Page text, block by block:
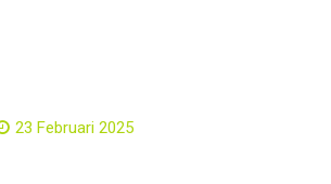
23 Februari 2025